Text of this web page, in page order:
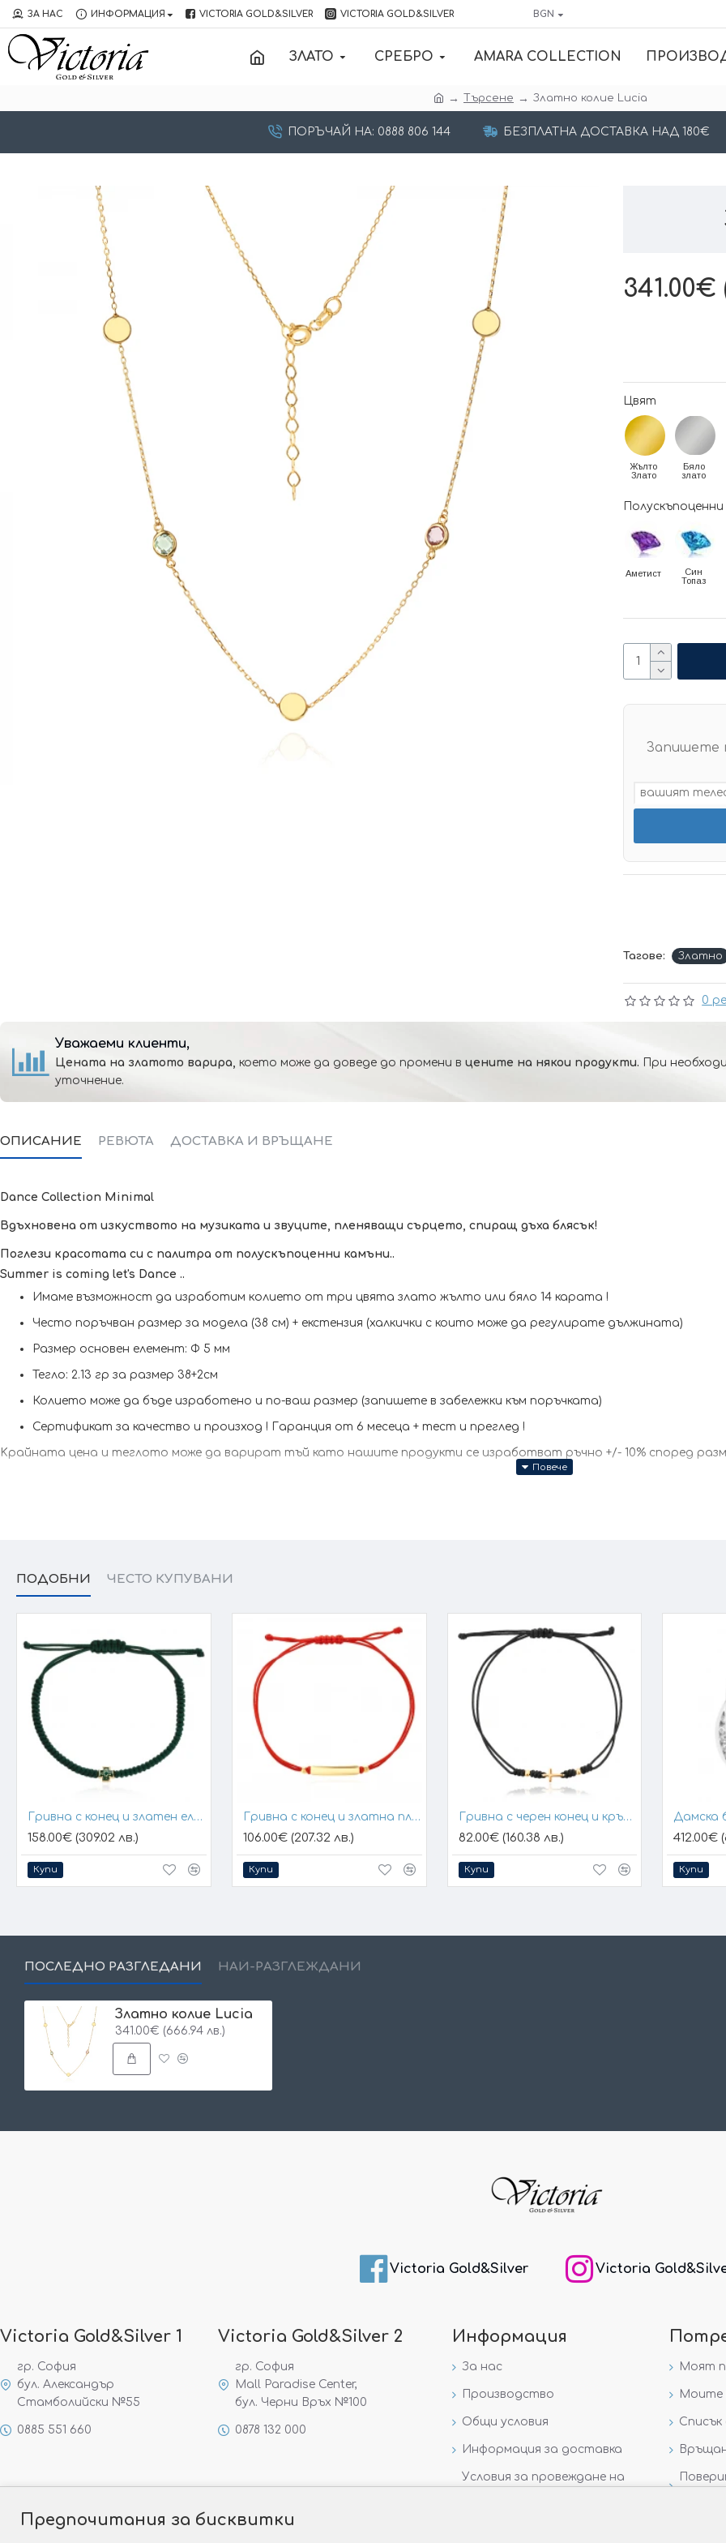
ЗА НАС ИНФОРМАЦИЯ VICTORIA GOLD&SILVER VICTORIA GOLD&SILVER BGN
ЗЛАТО СРЕБРО AMARA COLLECTION
Търсене Златно колие Lucia
ПОРЪЧАЙ НА: 0888 806 144 БЕЗПЛАТНА ДОСТАВКА НАД 180€
0
341.00€
Цвят
Жълто
Злато
Бяло
злато
Аметист
Син
Топаз
Запишете
Тагове: Златно
Уважаеми клиенти,
Цената на златото варира, което може да доведе до промени в цените на някои продукти. При
уточнение.
ОПИСАНИЕ РЕВЮТА ДОСТАВКА И ВРЪЩАНЕ
Dance Collection Minimal
Вдъхновена от изкуството на музиката и звуците, пленяващи сърцето, спиращ дъха блясък!
Поглези красотата си с палитра от полускъпоценни камъни..
Summer is coming let's Dance ..
Имаме възможност да изработим кoлието от три цвята злато жълто или бяло 14 карата !
Често поръчван размер за модела (38 см) + екстензия (халкички с които може да регулирате дължината)
Размер основен елемент: Ф 5 мм
Тегло: 2.13 гр за размер 38+2см
Колието може да бъде изработено и по-ваш размер (запишете в забележки към поръчката)
Сертификат за качество и произход ! Гаранция от 6 месеца + тест и преглед !
Kрайната цена и теглото може да варират тъй като нашите продукти се изработват ръчно +/- 10% според
ПОДОБНИ ЧЕСТО КУПУВАНИ
Гривна с конец и златен елемент кръст
158.00€ (309.02 лв.)
Купи
Гривна с конец и златна плочка за гравиране
106.00€ (207.32 лв.)
Купи
Гривна с черен конец и кръстче
82.00€ (160.38 лв.)
Купи
Дамска
412.00€
Купи
ПОСЛЕДНО РАЗГЛЕДАНИ НАЙ-РАЗГЛЕЖДАНИ
Златно колие Lucia
341.00€ (666.94 лв.)
Victoria Gold&Silver Victoria
Victoria Gold&Silver 1
гр. София
бул. Александър
Стамболийски №55
0885 551 660
Victoria Gold&Silver 2
гр. София
Mall Paradise Center,
бул. Черни Връх №100
0878 132 000
Информация
За нас
Производство
Общи условия
Информация за доставка
Условия за провеждане на
Моят
Моите
Списък
Предпочитания за бисквитки